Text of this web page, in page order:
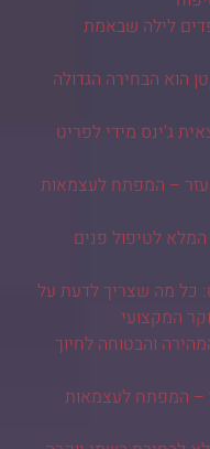
לילה שבאמת
הוא הבחירה הגדולה
ג'ינס מידי לפריט
עזר – המפתח לעצמאות
לטיפול פנים
כל מה שצריך לדעת על
והבטוחה לחיוך
– המפתח לעצמאות